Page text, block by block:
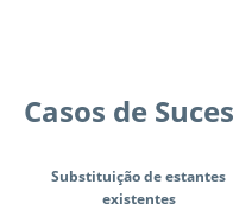
Casos de
Substituição de estantes
existentes